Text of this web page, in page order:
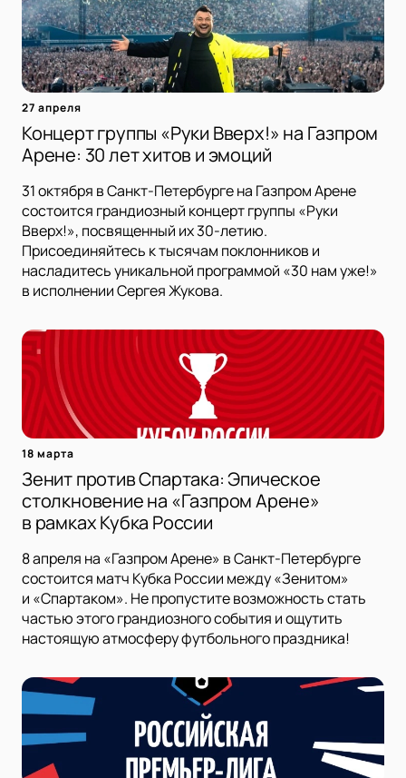
27 апреля
Концерт группы «Руки Вверх!» на Газпром
Арене: 30 лет хитов и эмоций
31 октября в Санкт-Петербурге на Газпром Арене
состоится грандиозный концерт группы «Руки
Вверх!», посвященный их 30-летию.
Присоединяйтесь к тысячам поклонников и
насладитесь уникальной программой «30 нам уже!»
в исполнении Сергея Жукова.
18 марта
Зенит против Спартака: Эпическое
столкновение на «Газпром Арене»
в рамках Кубка России
8 апреля на «Газпром Арене» в Санкт-Петербурге
состоится матч Кубка России между «Зенитом»
и «Спартаком». Не пропустите возможность стать
частью этого грандиозного события и ощутить
настоящую атмосферу футбольного праздника!